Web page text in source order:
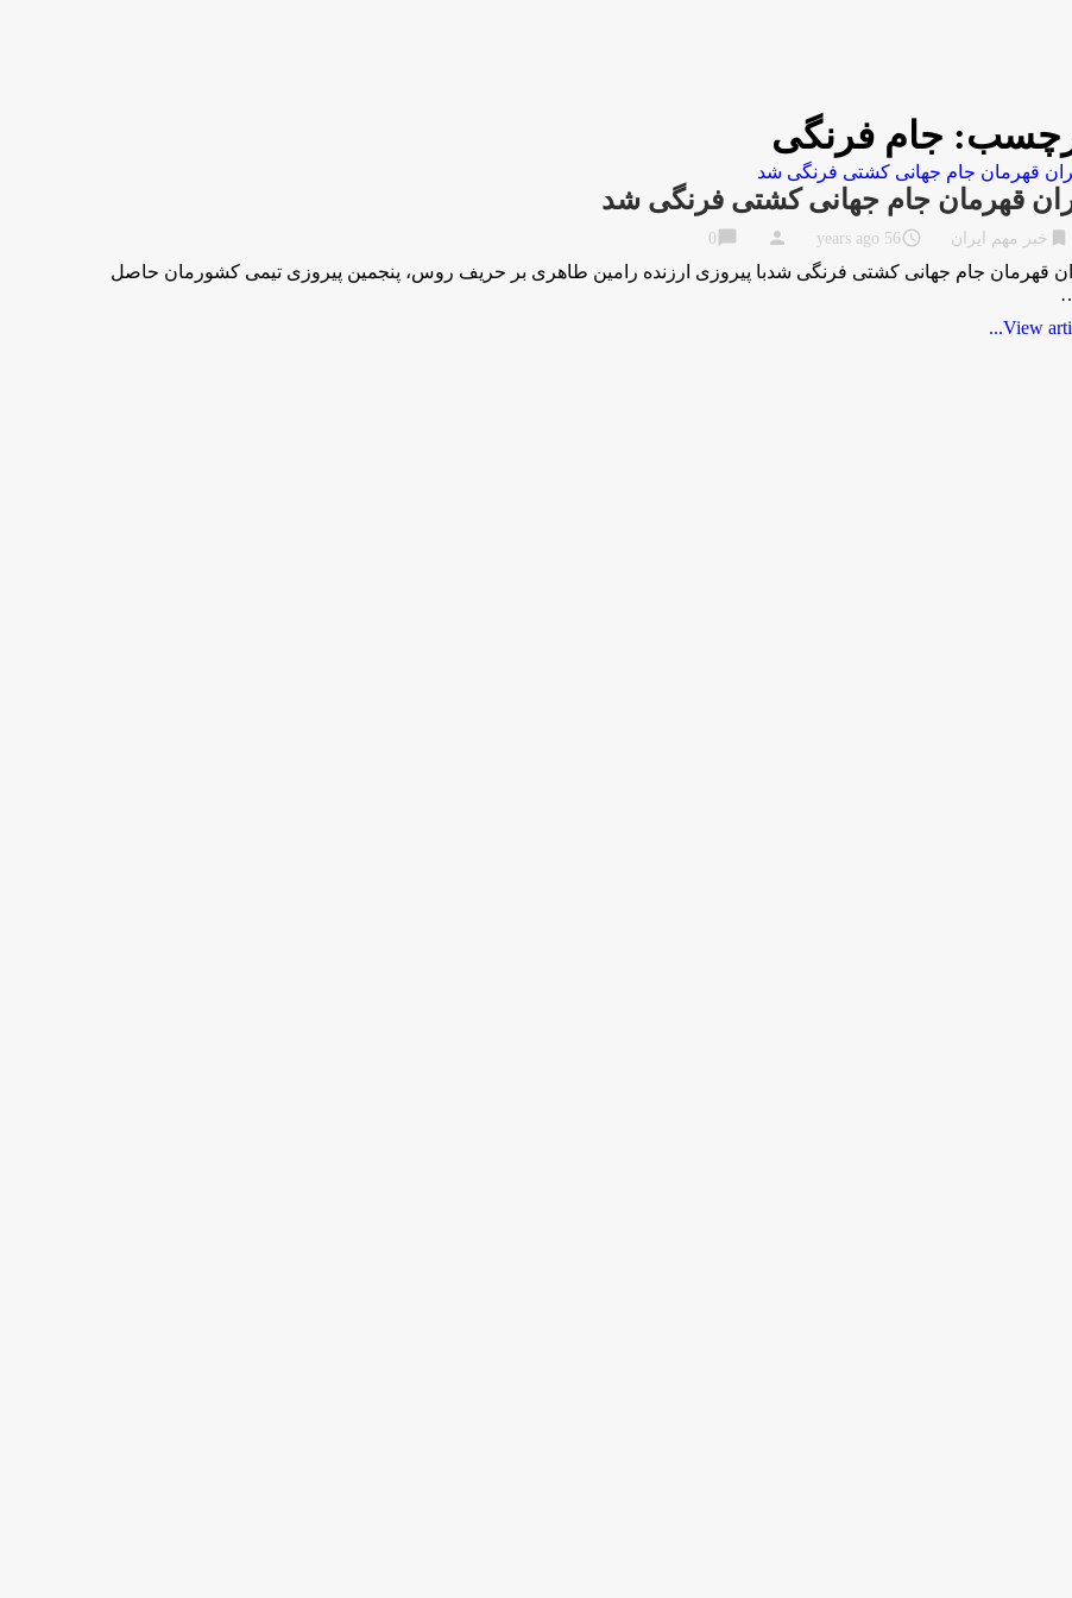
جام فرنگی
قهرمان جام جهانی کشتی فرنگی شد
خبر مهم ایران access_time
56 years ago
person
chat_bubble
0
قهرمان جام جهانی کشتی فرنگی شدبا پیروزی ارزنده رامین طاهری بر حریف روس، پنجمین پیروزی تیمی کشورمان حاصل
View